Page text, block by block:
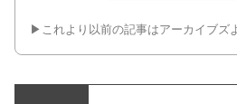
▶︎これより以前の記事はアーカイブズ